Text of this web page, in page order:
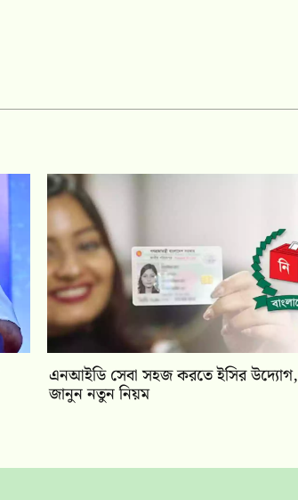
এনআইডি সেবা সহজ করতে ইসির উদ্যোগ,
জানুন নতুন নিয়ম